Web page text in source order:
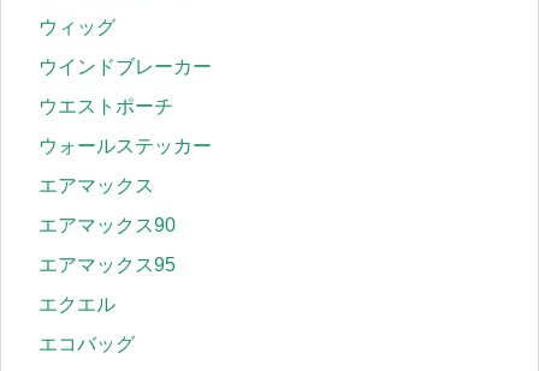
ウィッグ
ウインドブレーカー
ウエストポーチ
ウォールステッカー
エアマックス
エアマックス90
エアマックス95
エクエル
エコバッグ